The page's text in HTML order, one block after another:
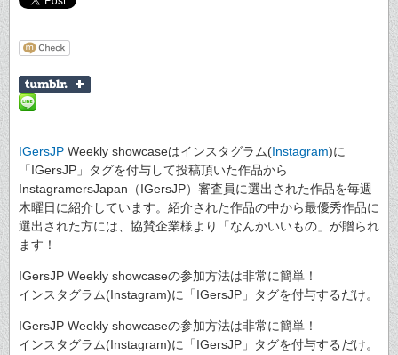
IGersJP Weekly showcaseはインスタグラム(Instagram)に
「IGersJP」タグを付与して投稿頂いた作品から
InstagramersJapan（IGersJP）審査員に選出された作品を毎週
木曜日に紹介しています。紹介された作品の中から最優秀作品に
選出された方には、協賛企業様より「なんかいいもの」が贈られ
ます！
IGersJP Weekly showcaseの参加方法は非常に簡単！
インスタグラム(Instagram)に「IGersJP」タグを付与するだけ。
IGersJP Weekly showcaseの参加方法は非常に簡単！
インスタグラム(Instagram)に「IGersJP」タグを付与するだけ。